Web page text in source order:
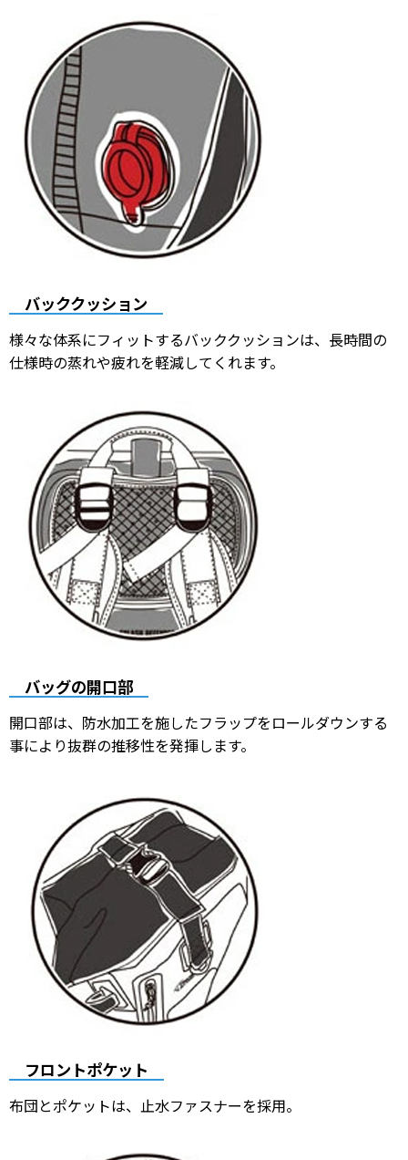
バッククッション
様々な体系にフィットするバッククッションは、長時間の
仕様時の蒸れや疲れを軽減してくれます。
バッグの開口部
開口部は、防水加工を施したフラップをロールダウンする
事により抜群の推移性を発揮します。
フロントポケット
布団とポケットは、止水ファスナーを採用。